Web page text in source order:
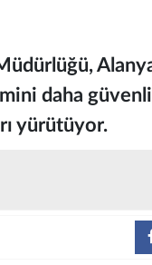
daha
yürütüyor.